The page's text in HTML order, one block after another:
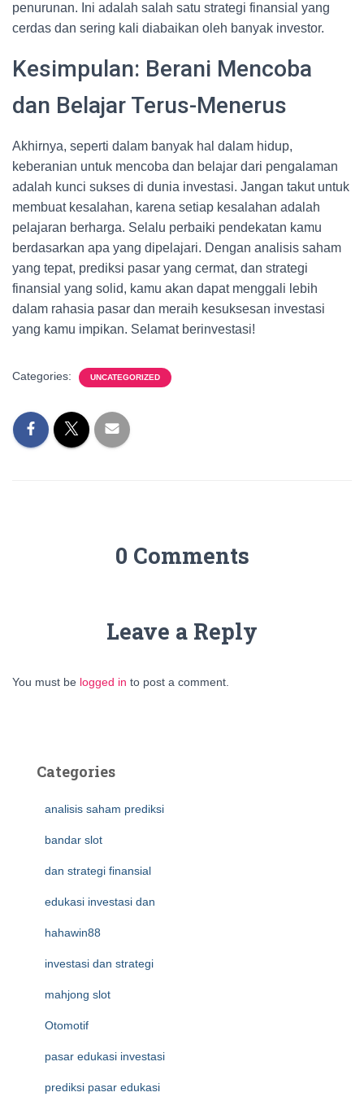
penurunan. Ini adalah salah satu strategi finansial yang
cerdas dan sering kali diabaikan oleh banyak investor.
Kesimpulan: Berani Mencoba
dan Belajar Terus-Menerus
Akhirnya, seperti dalam banyak hal dalam hidup,
keberanian untuk mencoba dan belajar dari pengalaman
adalah kunci sukses di dunia investasi. Jangan takut untuk
membuat kesalahan, karena setiap kesalahan adalah
pelajaran berharga. Selalu perbaiki pendekatan kamu
berdasarkan apa yang dipelajari. Dengan analisis saham
yang tepat, prediksi pasar yang cermat, dan strategi
finansial yang solid, kamu akan dapat menggali lebih
dalam rahasia pasar dan meraih kesuksesan investasi
yang kamu impikan. Selamat berinvestasi!
Categories: UNCATEGORIZED
0 Comments
Leave a Reply
You must be logged in to post a comment.
Categories
analisis saham prediksi
bandar slot
dan strategi finansial
edukasi investasi dan
hahawin88
investasi dan strategi
mahjong slot
Otomotif
pasar edukasi investasi
prediksi pasar edukasi